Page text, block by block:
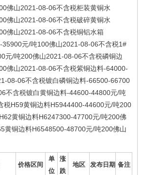
佛山2021-08-06不含税柜装黄铜水
佛山2021-08-06不含税破碎黄铜水
佛山2021-08-06不含税铜铝水箱
元/吨100佛山2021-08-06不含税1#
元/吨200佛山2021-08-06不含税磷铜边
佛山2021-08-06不含税紫铜边料-64000-
08-06不含税镀白磷铜边料-66500-66700
不含税镀白黄铜边料-44600-44800元/吨
税H59黄铜边料H5944400-44600元/吨200
黄铜边料H6247300-47700元/吨200佛
黄铜边料H6548500-48700元/吨200佛山
价格区间
单
位
涨
跌
地区 发布日期 备注